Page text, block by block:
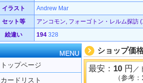
イラスト
Andrew Mar
セット等
アンコモン, フォーゴトン・レルム探訪
絵違い
194 328
MENU
トップページ
カードリスト
ショップ価
最安： 10 円 ／
（参考：